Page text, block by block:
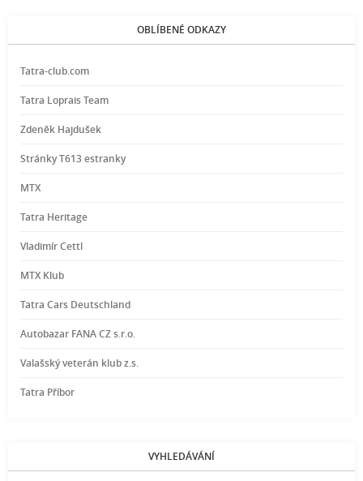
OBLÍBENÉ ODKAZY
Tatra-club.com
Tatra Loprais Team
Zdeněk Hajdušek
Stránky T613 estranky
MTX
Tatra Heritage
Vladimír Cettl
MTX Klub
Tatra Cars Deutschland
Autobazar FANA CZ s.r.o.
Valašský veterán klub z.s.
Tatra Příbor
VYHLEDÁVÁNÍ